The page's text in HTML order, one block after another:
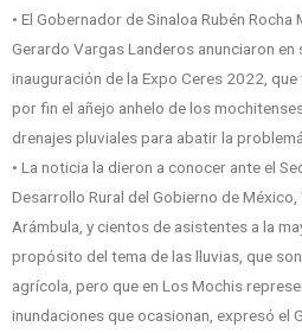
• El Gobernador de Sinaloa Rubén
Gerardo Vargas Landeros anunciaron en
inauguración de la Expo Ceres 2022,
por fin el añejo anhelo de los
drenajes pluviales para abatir la
• La noticia la dieron a conocer ante el
Desarrollo Rural del Gobierno de
Arámbula, y cientos de asistentes a la
propósito del tema de las lluvias, que
agrícola, pero que en Los Mochis
inundaciones que ocasionan, expresó el